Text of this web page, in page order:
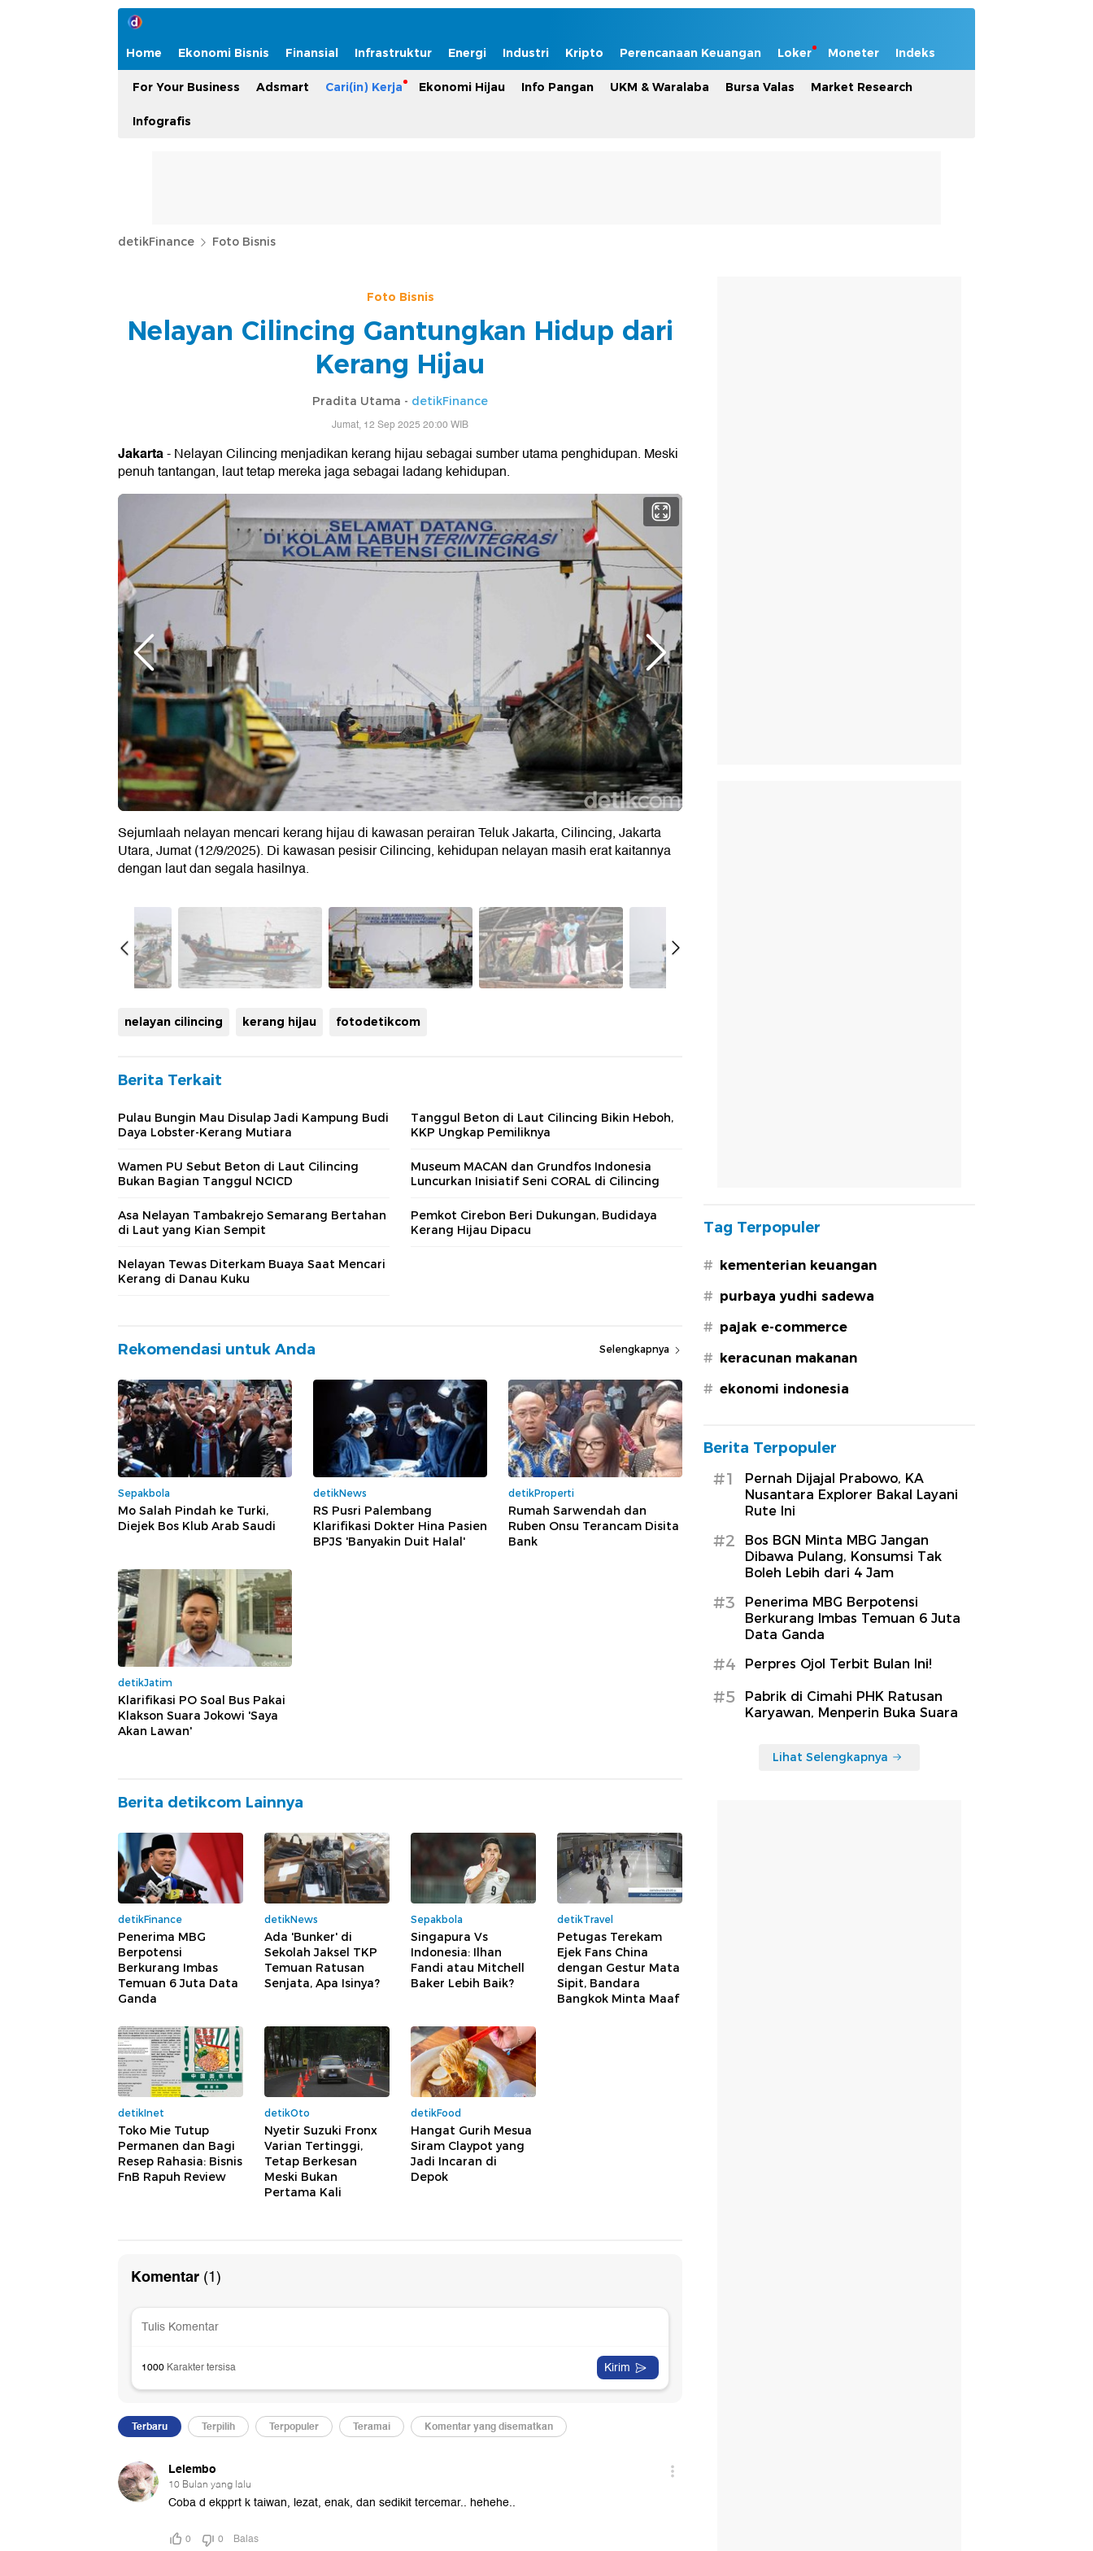
Home Ekonomi Bisnis Finansial Infrastruktur Energi Industri Kripto Perencanaan Keuangan Loker Moneter Indeks
For Your Business Adsmart Cari(in) Kerja Ekonomi Hijau Info Pangan UKM & Waralaba Bursa Valas Market Research
Infografis
detikFinance Foto Bisnis
Foto Bisnis
Nelayan Cilincing Gantungkan Hidup dari
Kerang Hijau
Pradita Utama - detikFinance
Jumat, 12 Sep 2025 20:00 WIB
Jakarta- Nelayan Cilincing menjadikan kerang hijau sebagai sumber utama penghidupan. Meski
penuh tantangan, laut tetap mereka jaga sebagai ladang kehidupan.
Sejumlaah nelayan mencari kerang hijau di kawasan perairan Teluk Jakarta, Cilincing, Jakarta
Utara, Jumat (12/9/2025). Di kawasan pesisir Cilincing, kehidupan nelayan masih erat kaitannya
dengan laut dan segala hasilnya.
nelayan cilincing kerang hijau fotodetikcom
Berita Terkait
Pulau Bungin Mau Disulap Jadi Kampung Budi
Daya Lobster-Kerang Mutiara
Tanggul Beton di Laut Cilincing Bikin Heboh,
KKP Ungkap Pemiliknya
Wamen PU Sebut Beton di Laut Cilincing
Bukan Bagian Tanggul NCICD
Museum MACAN dan Grundfos Indonesia
Luncurkan Inisiatif Seni CORAL di Cilincing
Asa Nelayan Tambakrejo Semarang Bertahan
di Laut yang Kian Sempit
Pemkot Cirebon Beri Dukungan, Budidaya
Kerang Hijau Dipacu
Nelayan Tewas Diterkam Buaya Saat Mencari
Kerang di Danau Kuku
Rekomendasi untuk Anda Selengkapnya
Sepakbola
Mo Salah Pindah ke Turki,
Diejek Bos Klub Arab Saudi
detikNews
RS Pusri Palembang
Klarifikasi Dokter Hina Pasien
BPJS 'Banyakin Duit Halal'
detikProperti
Rumah Sarwendah dan
Ruben Onsu Terancam Disita
Bank
detikJatim
Klarifikasi PO Soal Bus Pakai
Klakson Suara Jokowi 'Saya
Akan Lawan'
Berita detikcom Lainnya
detikFinance
Penerima MBG
Berpotensi
Berkurang Imbas
Temuan 6 Juta Data
Ganda
detikNews
Ada 'Bunker' di
Sekolah Jaksel TKP
Temuan Ratusan
Senjata, Apa Isinya?
Sepakbola
Singapura Vs
Indonesia: Ilhan
Fandi atau Mitchell
Baker Lebih Baik?
detikTravel
Petugas Terekam
Ejek Fans China
dengan Gestur Mata
Sipit, Bandara
Bangkok Minta Maaf
detikInet
Toko Mie Tutup
Permanen dan Bagi
Resep Rahasia: Bisnis
FnB Rapuh Review
detikOto
Nyetir Suzuki Fronx
Varian Tertinggi,
Tetap Berkesan
Meski Bukan
Pertama Kali
detikFood
Hangat Gurih Mesua
Siram Claypot yang
Jadi Incaran di
Depok
Tag Terpopuler
# kementerian keuangan
# purbaya yudhi sadewa
# pajak e-commerce
# keracunan makanan
# ekonomi indonesia
Berita Terpopuler
#1
Pernah Dijajal Prabowo, KA
Nusantara Explorer Bakal Layani
Rute Ini
#2
Bos BGN Minta MBG Jangan
Dibawa Pulang, Konsumsi Tak
Boleh Lebih dari 4 Jam
#3
Penerima MBG Berpotensi
Berkurang Imbas Temuan 6 Juta
Data Ganda
#4 Perpres Ojol Terbit Bulan Ini!
#5
Pabrik di Cimahi PHK Ratusan
Karyawan, Menperin Buka Suara
Lihat Selengkapnya